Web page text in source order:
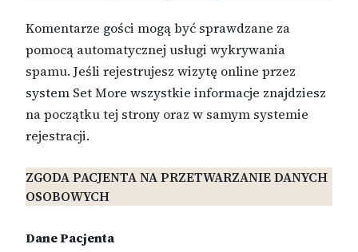
Komentarze gości mogą być sprawdzane za
pomocą automatycznej usługi wykrywania
spamu. Jeśli rejestrujesz wizytę online przez
system Set More wszystkie informacje znajdziesz
na początku tej strony oraz w samym systemie
rejestracji.
ZGODA PACJENTA NA PRZETWARZANIE DANYCH
OSOBOWYCH
Dane Pacjenta